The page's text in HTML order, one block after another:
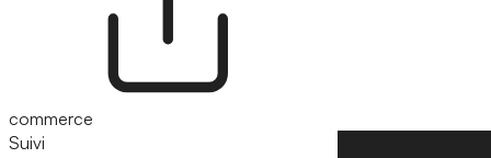
commerce
Suivi